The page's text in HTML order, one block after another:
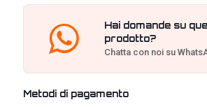
Hai domande su
prodotto?
Chatta con noi su
Metodi di pagamento